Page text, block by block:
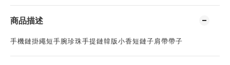
商品描述
手機鏈掛繩短手腕珍珠手提鏈韓版小香短鏈子肩帶帶子